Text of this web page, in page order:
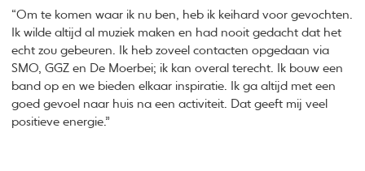
“Om te komen waar ik nu ben, heb ik keihard voor gevochten.
Ik wilde altijd al muziek maken en had nooit gedacht dat het
echt zou gebeuren. Ik heb zoveel contacten opgedaan via
SMO, GGZ en De Moerbei; ik kan overal terecht. Ik bouw een
band op en we bieden elkaar inspiratie. Ik ga altijd met een
goed gevoel naar huis na een activiteit. Dat geeft mij veel
positieve energie.”